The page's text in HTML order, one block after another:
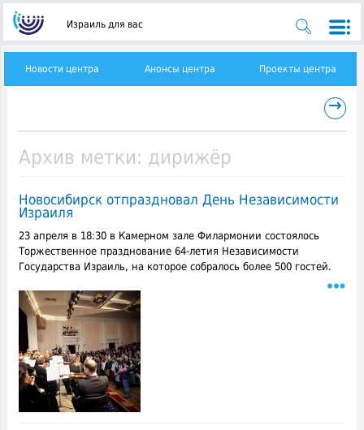
Израиль для вас
Новости центра Анонсы центра Проекты центра
→
Архив метки: дирижёр
Новосибирск отпраздновал День Независимости
Израиля
23 апреля в 18:30 в Камерном зале Филармонии состоялось
Торжественное празднование 64-летия Независимости
Государства Израиль, на которое собралось более 500 гостей.